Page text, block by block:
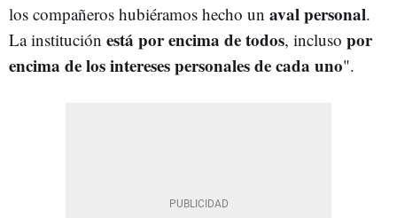
los compañeros hubiéramos hecho un aval personal.
La institución está por encima de todos, incluso por
encima de los intereses personales de cada uno".